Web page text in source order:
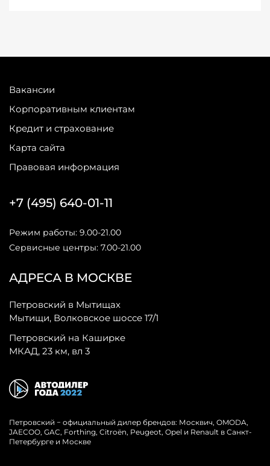
Вакансии
Корпоративным клиентам
Кредит и страхование
Карта сайта
Правовая информация
АДРЕСА В МОСКВЕ
Петровский в Мытищах
Мытищи, Волковское шоссе 17/1
Петровский на Каширке
МКАД, 23 км, вл 3
+7 (495) 640-01-11
Режим работы: 9.00-21.00
Сервисные центры: 7.00-21.00
Петровский − официальный дилер брендов: Москвич, OMODA,
JAECOO, GAC, Forthing, Citroёn, Peugeot, Opel и Renault в Санкт-
Петербурге и Москве